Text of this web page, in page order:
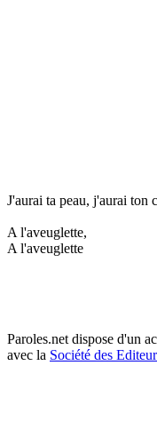
J'aurai ta peau, j'aurai ton
A l'aveuglette,
A l'aveuglette
Paroles.net dispose d'un
avec la Société des